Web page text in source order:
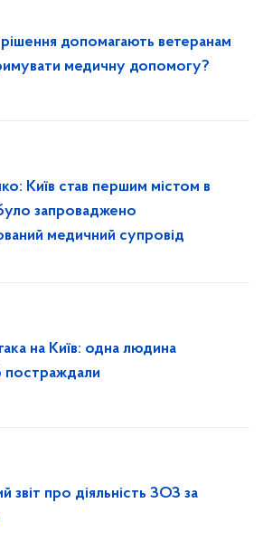
допомагають ветеранам
медичну допомогу?
Київ став першим містом в
запроваджено
медичний супровід
на Київ: одна людина
постраждали
звіт про діяльність ЗОЗ за